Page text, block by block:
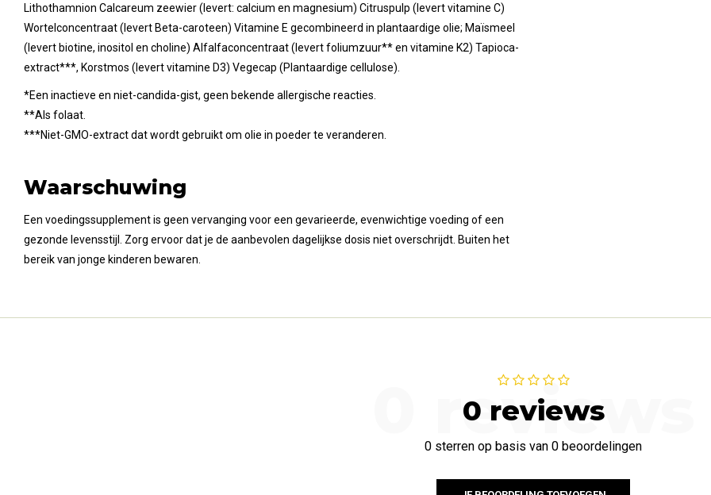
Lithothamnion Calcareum zeewier (levert: calcium en magnesium) Citruspulp (levert vitamine C)
Wortelconcentraat (levert Beta-caroteen) Vitamine E gecombineerd in plantaardige olie; Maïsmeel
(levert biotine, inositol en choline) Alfalfaconcentraat (levert foliumzuur** en vitamine K2) Tapioca-
extract***, Korstmos (levert vitamine D3) Vegecap (Plantaardige cellulose).
*Een inactieve en niet-candida-gist, geen bekende allergische reacties.
**Als folaat.
***Niet-GMO-extract dat wordt gebruikt om olie in poeder te veranderen.
Waarschuwing
Een voedingssupplement is geen vervanging voor een gevarieerde, evenwichtige voeding of een
gezonde levensstijl. Zorg ervoor dat je de aanbevolen dagelijkse dosis niet overschrijdt. Buiten het
bereik van jonge kinderen bewaren.
0 reviews
0 reviews
0 sterren op basis van 0 beoordelingen